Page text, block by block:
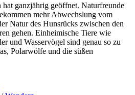
ganzjährig geöffnet. Naturfreunde
mehr Abwechslung vom
Natur des Hunsrücks zwischen den
gehen. Einheimische Tiere wie
und Wasservögel sind genau so zu
Polarwölfe und die süßen